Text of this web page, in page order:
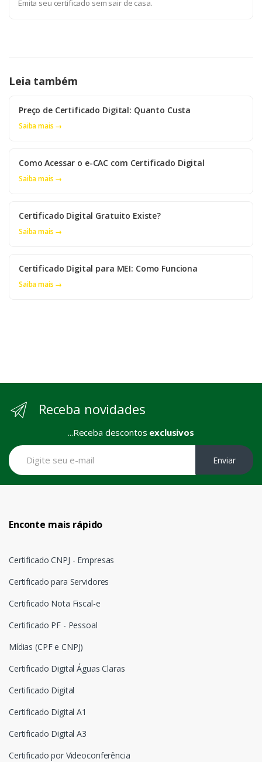
Emita seu certificado sem sair de casa.
Leia também
Preço de Certificado Digital: Quanto Custa
Saiba mais →
Como Acessar o e-CAC com Certificado Digital
Saiba mais →
Certificado Digital Gratuito Existe?
Saiba mais →
Certificado Digital para MEI: Como Funciona
Saiba mais →
Receba novidades
...Receba descontos exclusivos
Enviar
Enconte mais rápido
Certificado CNPJ - Empresas
Certificado para Servidores
Certificado Nota Fiscal-e
Certificado PF - Pessoal
Mídias (CPF e CNPJ)
Certificado Digital Águas Claras
Certificado Digital
Certificado Digital A1
Certificado Digital A3
Certificado por Videoconferência